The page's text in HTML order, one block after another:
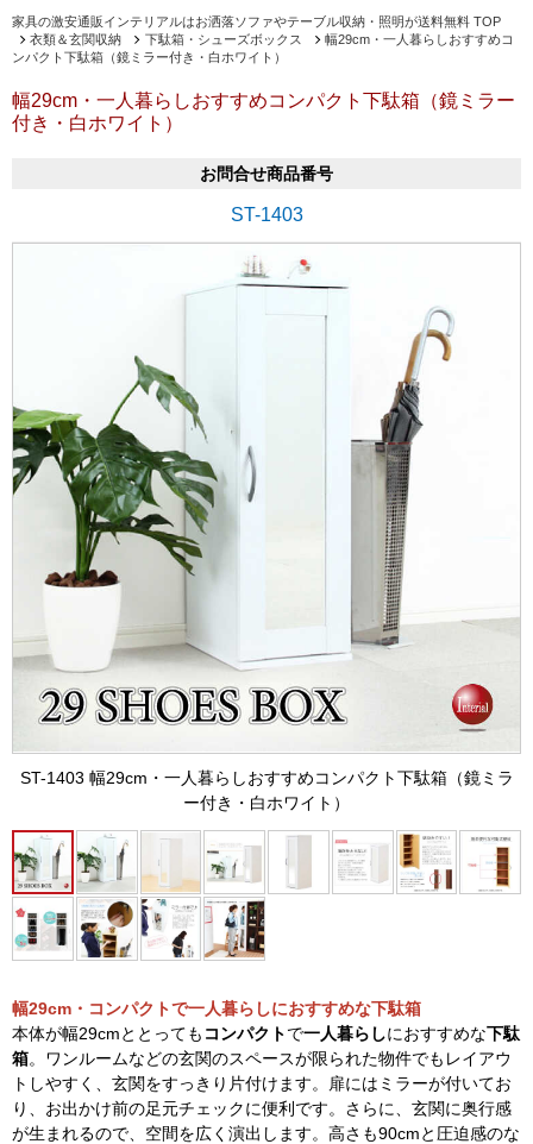
家具の激安通販インテリアルはお洒落ソファやテーブル収納・照明が送料無料 TOP
衣類＆玄関収納
下駄箱・シューズボックス
幅29cm・一人暮らしおすすめコ
ンパクト下駄箱（鏡ミラー付き・白ホワイト）
幅29cm・一人暮らしおすすめコンパクト下駄箱（鏡ミラー
付き・白ホワイト）
お問合せ商品番号
ST-1403
ST-1403 幅29cm・一人暮らしおすすめコンパクト下駄箱（鏡ミラ
ー付き・白ホワイト）
幅29cm・コンパクトで一人暮らしにおすすめな下駄箱
本体が幅29cmととっても コンパクトで一人暮らしにおすすめな下駄
箱。ワンルームなどの玄関のスペースが限られた物件でもレイアウ
トしやすく、玄関をすっきり片付けます。扉にはミラーが付いてお
り、お出かけ前の足元チェックに便利です。さらに、玄関に奥行感
が生まれるので、空間を広く演出します。高さも90cmと圧迫感のな